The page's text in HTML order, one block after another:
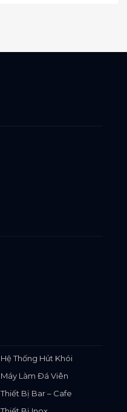
Hệ Thống Hút Khói
Máy Làm Đá Viên
Thiết Bị Bar – Cafe